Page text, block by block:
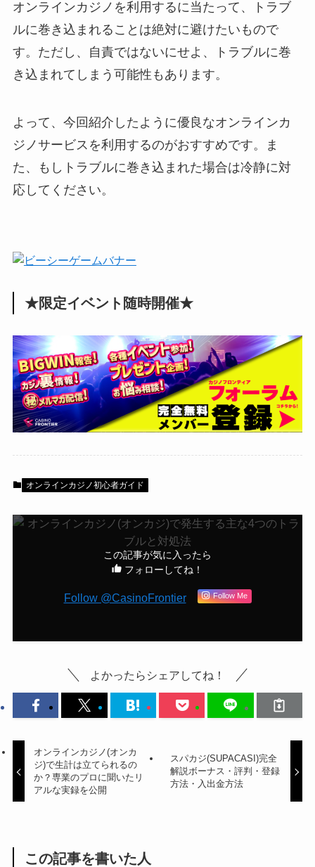
オンラインカジノを利用するに当たって、トラブ
ルに巻き込まれることは絶対に避けたいもので
す。ただし、自責ではないにせよ、トラブルに巻
き込まれてしまう可能性もあります。
よって、今回紹介したように優良なオンラインカ
ジノサービスを利用するのがおすすめです。ま
た、もしトラブルに巻き込まれた場合は冷静に対
応してください。
★限定イベント随時開催★
オンラインカジノ初心者ガイド
この記事が気に入ったら
フォローしてね！
Follow @CasinoFrontier Follow Me
よかったらシェアしてね！
オンラインカジノ(オンカ
ジ)で生計は立てられるの
か？専業のプロに聞いたリ
アルな実録を公開
スパカジ(SUPACASI)完全
解説ボーナス・評判・登録
方法・入出金方法
この記事を書いた人